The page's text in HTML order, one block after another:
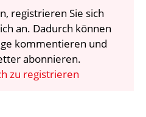
BÜHNE
registrieren Sie sich
an. Dadurch können
kommentieren und
abonnieren.
zu registrieren